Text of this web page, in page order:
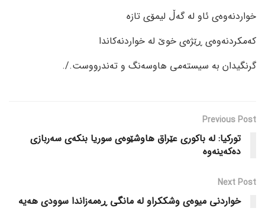
خواردنەوەی ئاو لە گەڵ لیمۆی تازە
کەمکردنەوەی ڕێژەی خوێ لە خواردنەکاندا
گرنگیدان بە سیستەمی هاوسەنگ و تەندرووست./.
Previous Post
تورکیا: لە باکوری عێراق هاوشێوەی سوریا بنکەی سەربازی
دەکەینەوە
Next Post
خواردنی میوەی وشککراو لە مانگی ڕەمەزاندا سوودی هەیە